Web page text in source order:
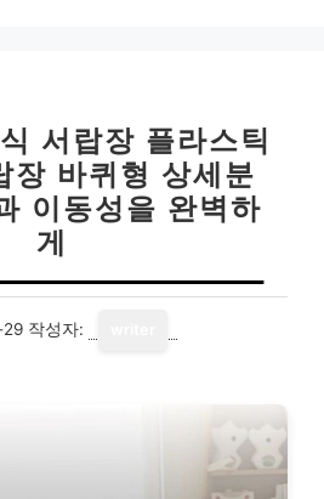
서랍장 플라스틱
장 바퀴형 상세분
이동성을 완벽하
게
작성자: